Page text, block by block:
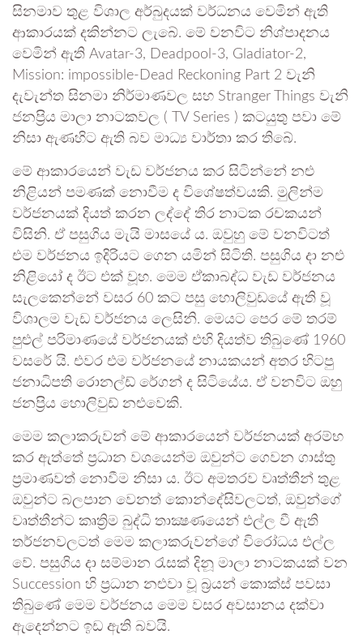
සිනමාව තුළ විශාල අර්බුදයක් වර්ධනය වෙමින් ඇති
ආකාරයක් දකින්නට ලැබේ. මේ වනවිට නිශ්පාදනය
වෙමින් ඇති Avatar-3, Deadpool-3, Gladiator-2,
Mission: impossible-Dead Reckoning Part 2 වැනි
දැවැන්ත සිනමා නිර්මාණවල සහ Stranger Things වැනි
ජනප්‍රිය මාලා නාටකවල ( TV Series ) කටයුතු පවා මේ
නිසා ඇණහිට ඇති බව මාධ්‍ය වාර්තා කර තිබේ.
මේ ආකාරයෙන් වැඩ වර්ජනය කර සිටින්නේ නළු
නිළියන් පමණක් නොවීම ද විශේෂත්වයකි. මුලින්ම
වර්ජනයක් දියත් කරන ලද්දේ තිර නාටක රචකයන්
විසිනි. ඒ පසුගිය මැයි මාසයේ ය. ඔවුහු මේ වනවිටත්
එම වර්ජනය ඉදිරියට ගෙන යමින් සිටිති. පසුගිය දා නළු
නිළියෝ ද ඊට එක් වූහ. මෙම ඒකාබද්ධ වැඩ වර්ජනය
සැලකෙන්නේ වසර 60 කට පසු හොලිවුඩයේ ඇති වූ
විශාලම වැඩ වර්ජනය ලෙසිනි. මෙයට පෙර මේ තරම්
පුළුල් පරිමාණයේ වර්ජනයක් එහි දියත්ව තිබුණේ 1960
වසරේ යි. එවර එම වර්ජනයේ නායකයන් අතර හිටපු
ජනාධිපති රොනල්ඩ් රේගන් ද සිටියේය. ඒ වනවිට ඔහු
ජනප්‍රිය හොලිවුඩ් නළුවෙකි.
මෙම කලාකරුවන් මේ ආකාරයෙන් වර්ජනයක් අරම්භ
කර ඇත්තේ ප්‍රධාන වශයෙන්ම ඔවුන්ට ගෙවන ගාස්තු
ප්‍රමාණවත් නොවීම නිසා ය. ඊට අමතරව වෘත්තීන් තුළ
ඔවුන්ට බලපාන වෙනත් කොන්දේසිවලටත්, ඔවුන්ගේ
වෘත්තීන්ට කෘත්‍රිම බුද්ධි තාක්‍ෂණයෙන් එල්ල වී ඇති
තර්ජනවලටත් මෙම කලාකරුවන්ගේ විරෝධය එල්ල
වේ. පසුගිය දා සම්මාන රැසක් දිනූ මාලා නාටකයක් වන
Succession හි ප්‍රධාන නළුවා වූ බ්‍රයන් කොක්ස් පවසා
තිබුණේ මෙම වර්ජනය මෙම වසර අවසානය දක්වා
ඇදෙන්නට ඉඩ ඇති බවයි.